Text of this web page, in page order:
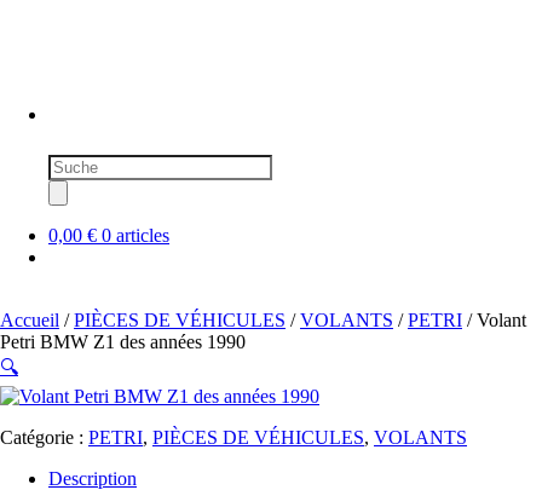
Recherche
de
produits
0,00 € 0 articles
Accueil /PIÈCES DE VÉHICULES /VOLANTS /PETRI / Volant
Petri BMW Z1 des années 1990
🔍
Catégorie : PETRI, PIÈCES DE VÉHICULES, VOLANTS
Description